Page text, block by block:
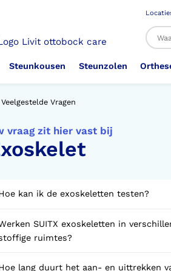
Steunkousen
Steunkousen (klasse 1)
Aantrekhulpen
Steunzolen
Steunzolen
Voetdrukmeting
Arm Elleboog
Romp Buik
Schoenencatalogus
Ambulo
Orthopedische Voorziening aan
Confectieschoen (OVAC)
Armprothese
Onderbeenprothese
Veiligheidsschoenen –
Werkgever
Veelgestelde Vragen
vraag zit hier vast bij
kan ik de exoskeletten testen?
SUITX exoskeletten in
ruimtes?
lang duurt het aan- en uittrekken